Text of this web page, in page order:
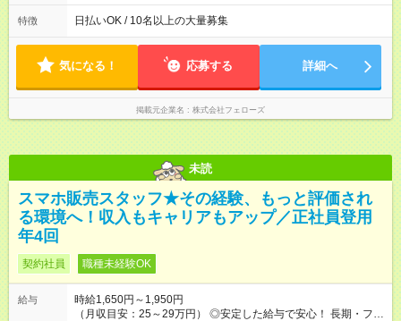
(1) 10:00～19:00 (2) 11:00～20:00 (3) 12:00～21:00 など ◎
いずれも実働8時間・休憩1時間です。中抜けシフトなどはあり
たい」などあれば相談に応じますのでおっしゃってください！
特徴 日払いOK / 10名以上の大量募集
気になる！ 応募する 詳細へ
掲載元企業名 株式会社フェローズ
未読
スマホ販売スタッフ★その経験、もっと評価され
る環境へ！収入もキャリアもアップ／正社員登用
年4回
契約社員 職種未経験OK
給与
時給1,650円～1,950円
（月収目安：25～29万円） ◎安定した給与で安心！ 長期・フル